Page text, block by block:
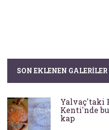
SON EKLENEN GALERILER
Yalvaç'taki
Kenti'nde
kap